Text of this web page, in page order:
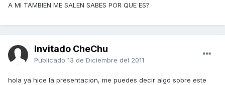
A MI TAMBIEN ME SALEN SABES POR QUE ES?
Invitado CheChu
Publicado 13 de Diciembre del 2011
hola ya hice la presentacion, me puedes decir algo sobre este